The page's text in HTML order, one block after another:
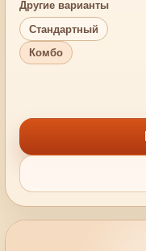
Другие варианты
Стандартный
Комбо